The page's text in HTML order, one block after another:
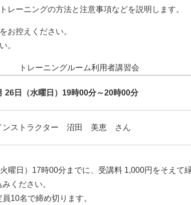
レーニングの方法と注意事項などを説明します。
お控えください。
。
トレーニングルーム利用者講習会
26日（水曜日）19時00分～20時00分
ンストラクター 沼田 美恵 さん
曜日）17時00分までに、受講料 1,000円をそえて
ください。
10名で締め切ります。